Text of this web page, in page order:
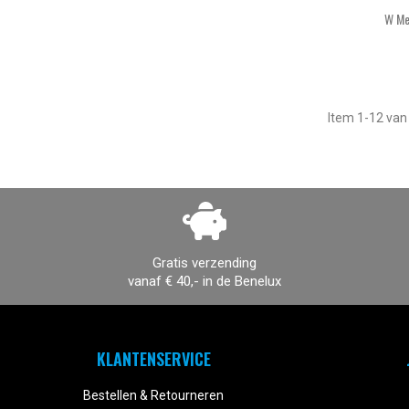
W
Item 1-12
Gratis verzending
vanaf € 40,- in de Benelux
KLANTENSERVICE
Bestellen & Retourneren